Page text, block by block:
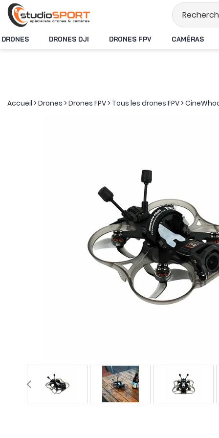
Stock en temps
DRONES DRONES DJI DRONES FPV CAMÉRAS
Accueil >Drones >Drones FPV> Tous les drones FPV>